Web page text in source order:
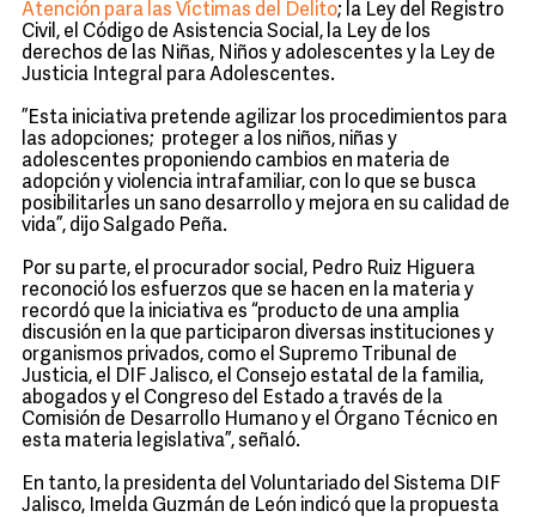
Atención para las Víctimas del Delito; la Ley del Registro
Civil, el Código de Asistencia Social, la Ley de los
derechos de las Niñas, Niños y adolescentes y la Ley de
Justicia Integral para Adolescentes.
”Esta iniciativa pretende agilizar los procedimientos para
las adopciones; proteger a los niños, niñas y
adolescentes proponiendo cambios en materia de
adopción y violencia intrafamiliar, con lo que se busca
posibilitarles un sano desarrollo y mejora en su calidad de
vida”, dijo Salgado Peña.
Por su parte, el procurador social, Pedro Ruiz Higuera
reconoció los esfuerzos que se hacen en la materia y
recordó que la iniciativa es “producto de una amplia
discusión en la que participaron diversas instituciones y
organismos privados, como el Supremo Tribunal de
Justicia, el DIF Jalisco, el Consejo estatal de la familia,
abogados y el Congreso del Estado a través de la
Comisión de Desarrollo Humano y el Órgano Técnico en
esta materia legislativa”, señaló.
En tanto, la presidenta del Voluntariado del Sistema DIF
Jalisco, Imelda Guzmán de León indicó que la propuesta